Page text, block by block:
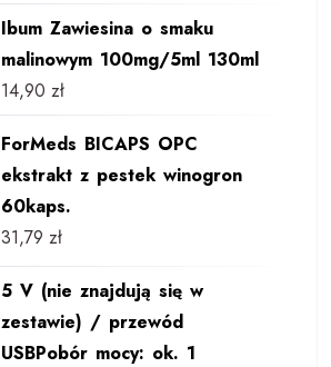
Ibum Zawiesina o smaku
malinowym 100mg/5ml 130ml
14,90 zł
ForMeds BICAPS OPC
ekstrakt z pestek winogron
60kaps.
31,79 zł
5 V (nie znajdują się w
zestawie) / przewód
USBPobór mocy: ok. 1